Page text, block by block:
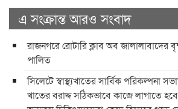
এ সংক্রান্ত আরও সংবাদ
রাজনগরে রোটারি ক্লাব অব জালালাবাদের
পালিত
সিলেটে স্বাস্থ্যখাতের সার্বিক পরিকল্পনা সভায়
খাতের বরাদ্দ সঠিকভাবে কাজে লাগাতে